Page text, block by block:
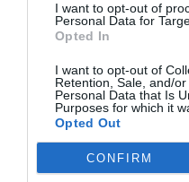
I want to opt-out of
Personal Data for
Opted In
I want to opt-out of
Retention, Sale, and/
Personal Data that Is
Purposes for which it
Opted Out
CONFIRM
Isabel
con
euros...
Eulogio López
El IBEX
un nuevo